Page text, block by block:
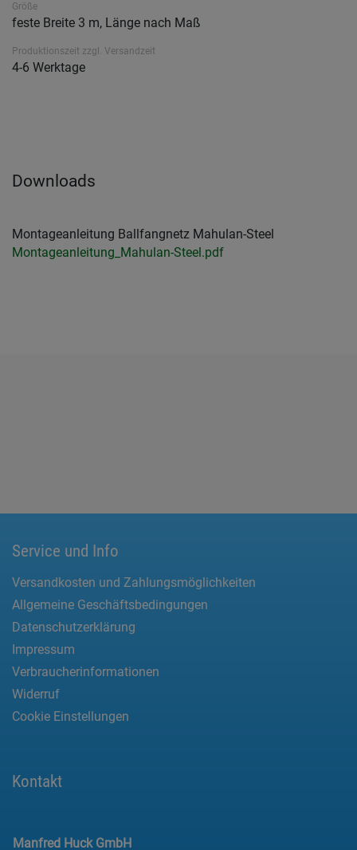
Größe
feste Breite 3 m, Länge nach Maß
Produktionszeit zzgl. Versandzeit
4-6 Werktage
Downloads
Montageanleitung Ballfangnetz Mahulan-Steel
Montageanleitung_Mahulan-Steel.pdf
Service und Info
Versandkosten und Zahlungsmöglichkeiten
Allgemeine Geschäftsbedingungen
Datenschutzerklärung
Impressum
Verbraucherinformationen
Widerruf
Cookie Einstellungen
Kontakt
Manfred Huck GmbH